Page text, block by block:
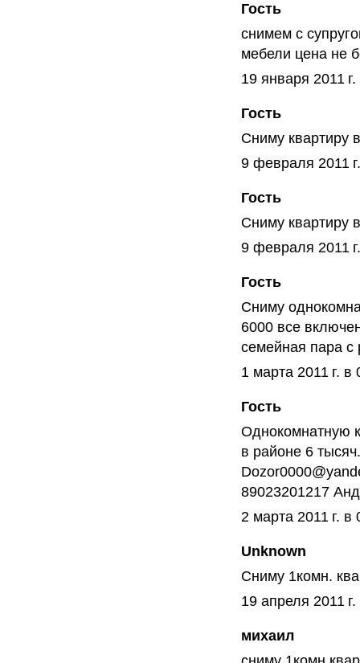
Гость
снимем с
мебели цена не
19 января 2011
Гость
Сниму квартиру
9 февраля 2011
Гость
Сниму квартиру
9 февраля 2011
Гость
Сниму
6000 все
семейная пара с
1 марта 2011 г. в
Гость
Однокомнатную
в районе 6
89023201217
2 марта 2011 г. в
Unknown
Сниму 1комн.
19 апреля 2011
михаил